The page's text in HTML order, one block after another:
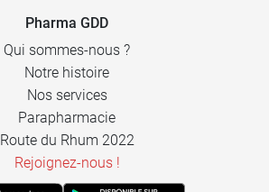
Pharma GDD
Qui sommes-nous ?
Notre histoire
Nos services
Parapharmacie
Route du Rhum 2022
Rejoignez-nous !